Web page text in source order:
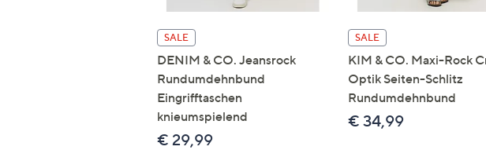
SALE
DENIM & CO. Jeansrock
Rundumdehnbund
Eingrifftaschen
knieumspielend
€ 29,99
SALE
KIM & CO. Maxi-Rock
Optik Seiten-Schlitz
Rundumdehnbund
€ 34,99